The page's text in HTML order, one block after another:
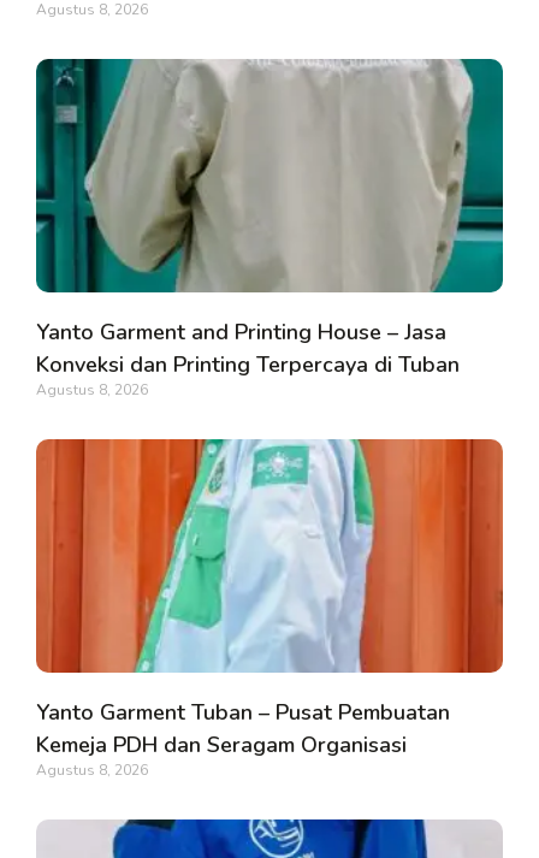
Agustus 8, 2026
Yanto Garment and Printing House – Jasa
Konveksi dan Printing Terpercaya di Tuban
Agustus 8, 2026
Yanto Garment Tuban – Pusat Pembuatan
Kemeja PDH dan Seragam Organisasi
Agustus 8, 2026